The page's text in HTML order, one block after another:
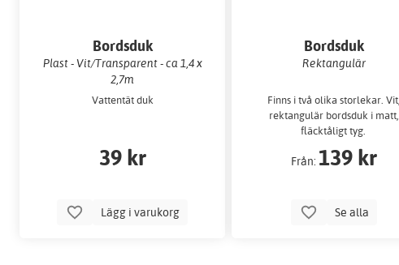
Bordsduk
Plast - Vit/Transparent - ca 1,4 x
2,7m
Vattentät duk
39 kr
Lägg i varukorg
Bordsduk
Rektangulär
Finns i två olika storlekar. Vit,
rektangulär bordsduk i matt,
fläcktåligt tyg.
Från: 139 kr
Se alla